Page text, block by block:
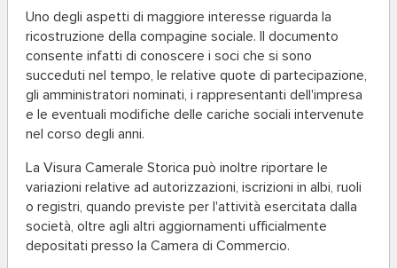
Uno degli aspetti di maggiore interesse riguarda la
ricostruzione della compagine sociale. Il documento
consente infatti di conoscere i soci che si sono
succeduti nel tempo, le relative quote di partecipazione,
gli amministratori nominati, i rappresentanti dell'impresa
e le eventuali modifiche delle cariche sociali intervenute
nel corso degli anni.
La Visura Camerale Storica può inoltre riportare le
variazioni relative ad autorizzazioni, iscrizioni in albi, ruoli
o registri, quando previste per l'attività esercitata dalla
società, oltre agli altri aggiornamenti ufficialmente
depositati presso la Camera di Commercio.